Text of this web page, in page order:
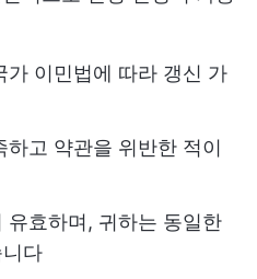
가 이민법에 따라 갱신 가
고 약관을 위반한 적이
유효하며, 귀하는 동일한
다